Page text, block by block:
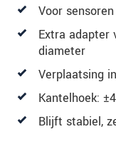
Voor
Extra adapter
diameter
Verplaatsing
Kantelhoek:
Blijft stabiel,